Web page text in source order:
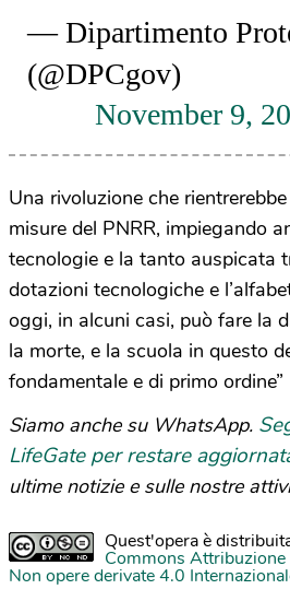
— Dipartimento
(@DPCgov)
November 9,
Una rivoluzione che
misure del PNRR, impiegando
tecnologie e la tanto auspicata
dotazioni tecnologiche e
oggi, in alcuni casi, può fare la
la morte, e la scuola in questo
fondamentale e di primo ordine”
Siamo anche su WhatsApp.
LifeGate per restare
ultime notizie e sulle nostre
Quest'opera è
Commons
Non opere derivate 4.0